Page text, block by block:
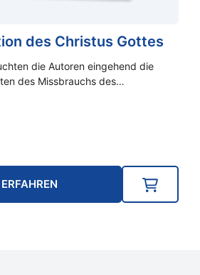
des Christus Gottes
die Autoren eingehend die
des Missbrauchs des…